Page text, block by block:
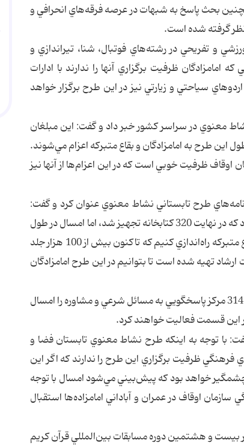
بحث پاسخ به شبهات در عرصه فرقه‌هاي انحرافي و
گرفته شده است.
و تفريحي در رشته‌هاي فوتبال، شنا، تيراندازي و
ظرفيت برگزاري آنها را ندارند با ادارات
سياحتي و زيارتي نيز در اين طرح برگزار خواهد
قم براي طرح نشاط معنوي در سراسر كشور خبر داد و گفت: اين مبلغان
اين طرح به امامزادگان و بقاع متبركه اعزام مي‌شوند.
ظرفيت خوبي است كه در اين اعزام‌ها از آنها نيز
ديجيتال را از ديگر برنامه‌هاي طرح تابستاني نشاط معنوي عنوان كرد و گفت:
سال گذشته در حدود 500 امامزاده، راه اندازي كتابخانه هدف‌گذاري شده بود كه در نهايت 320 كتابخانه تجهيز شد، اما امسال در طول
طرح نشاط معنوي تابستان تصميم داريم 500 كتابخانه در امامزاده‌ها و بقاع متبركه راه‌اندازي كنيم كه تاكنون بيش از 100 هزار جلد
شده و 170 هزار جلد نيز از وزارت ارشاد تهيه شده است تا بتوانيم در اين طرح امامزادگان
معاون فرهنگي سازمان اوقاف ادامه داد: همچنين 111 كتابخانه ديجيتال و 314 مركز پاسخگويي به مسائل شرعي و مشاوره را امسال
در اين قسمت فعاليت خواهند كرد.
گفت: با توجه به اينكه طرح نشاط معنوي تابستان فضا و
ظرفيت برگزاري اين طرح را ندارند كه اگر اين
خواهد بود كه پيش‌بيني مي‌شود امسال با توجه
اوقاف در عمران و آباداني امامزاده‌ها استقبال
بيست و هشتمين دوره مسابقات بين‌المللي قرآن كريم